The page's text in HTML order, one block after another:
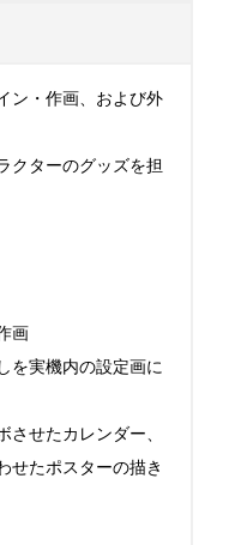
ン・作画、および外
クターのグッズを担
画
実機内の設定画に
せたカレンダー、
せたポスターの描き